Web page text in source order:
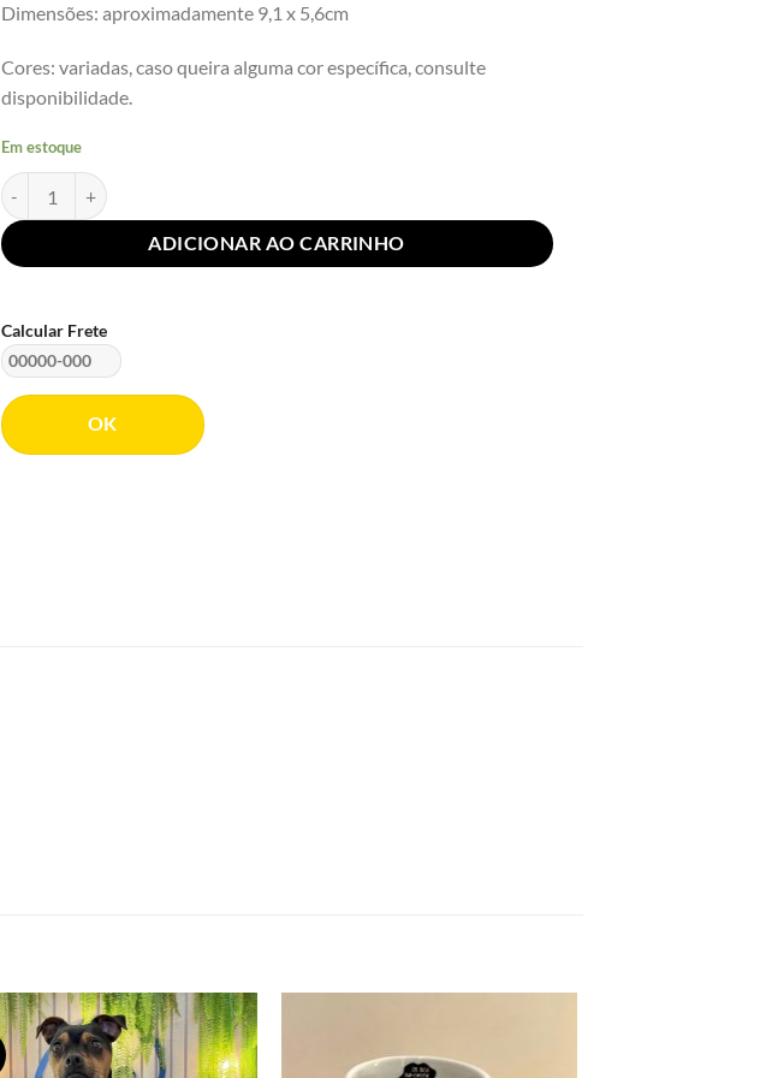
Dimensões: aproximadamente 9,1 x 5,6cm
Cores: variadas, caso queira alguma cor específica, consulte
disponibilidade.
Em estoque
Imã Vinílico Sunset | Rebojo® quantidade
ADICIONAR AO CARRINHO
Calcular Frete
OK
Adicionar